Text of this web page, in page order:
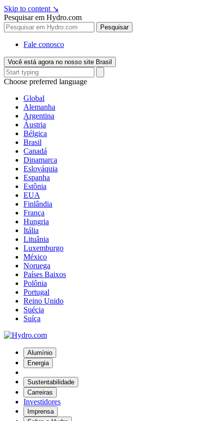
Skip to content ↘
Pesquisar em Hydro.com
Pesquisar
Fale conosco
Você está agora no nosso site Brasil
Choose preferred language
Global
Alemanha
Argentina
Áustria
Bélgica
Brasil
Canadá
Dinamarca
Eslováquia
Espanha
Estônia
EUA
Finlândia
França
Hungria
Itália
Lituânia
Luxemburgo
México
Noruega
Países Baixos
Polônia
Portugal
Reino Unido
Suécia
Suíça
Alumínio
Energia
Sustentabilidade
Carreiras
Investidores
Imprensa